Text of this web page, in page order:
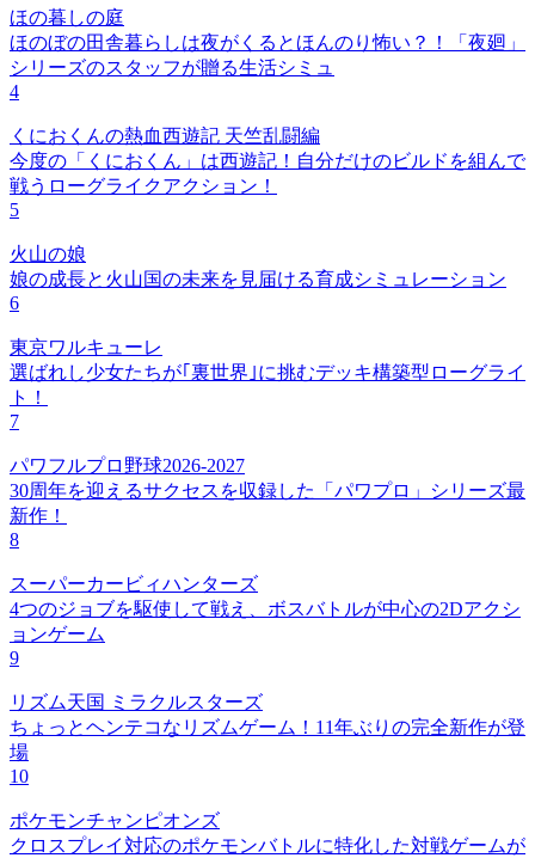
ほの暮しの庭
ほのぼの田舎暮らしは夜がくるとほんのり怖い？！「夜廻」
シリーズのスタッフが贈る生活シミュ
4
くにおくんの熱血西遊記 天竺乱闘編
今度の「くにおくん」は西遊記！自分だけのビルドを組んで
戦うローグライクアクション！
5
火山の娘
娘の成長と火山国の未来を見届ける育成シミュレーション
6
東京ワルキューレ
選ばれし少女たちが｢裏世界｣に挑むデッキ構築型ローグライ
ト！
7
パワフルプロ野球2026-2027
30周年を迎えるサクセスを収録した「パワプロ」シリーズ最
新作！
8
スーパーカービィハンターズ
4つのジョブを駆使して戦え、ボスバトルが中心の2Dアクシ
ョンゲーム
9
リズム天国 ミラクルスターズ
ちょっとヘンテコなリズムゲーム！11年ぶりの完全新作が登
場
10
ポケモンチャンピオンズ
クロスプレイ対応のポケモンバトルに特化した対戦ゲームが